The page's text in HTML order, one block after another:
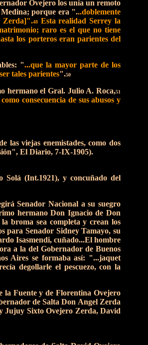
Ovejero los unía un remoto
Medina; porque era "...doblemente
Zerda]".48Esta realidad Serrey la
raro es el que no tiene
los porteros eran parientes del
"...que la mayor parte de los
tales parientes".50
hermano el Gral. Julio A. Roca,51
consecuencia de sus abusos y
viejas enemistades, como dos
El Diario, 7-IX-1905).
(Int.1921), y concuñado del
Senador Nacional a su suegro
hermano Don Ignacio de Don
broma sea completa y crean los
para Senador Sidney Tamayo, su
Isasmendi, cuñado...El hombre
a la del Gobernador de Buenos
Aires se formaba así: "...jaquet
degollarle el pescuezo, con la
la Fuente y de Florentina Ovejero
de Salta Don Angel Zerda
Jujuy Sixto Ovejero Zerda, David